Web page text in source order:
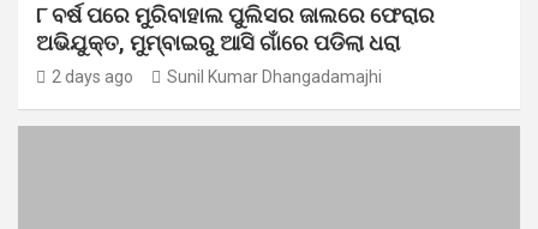
୮ ବର୍ଷ ପରେ ମୁରିବାହାଲ ପୁଲିସର ଜାଲରେ ଫେରାର
ଅଭିଯୁକ୍ତ, ମୁମ୍ବାଇରୁ ଆସି ଗାଁରେ ପଡିଲା ଧରା
2 days ago Sunil Kumar Dhangadamajhi